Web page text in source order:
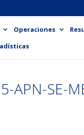
Operaciones
APN-SE-